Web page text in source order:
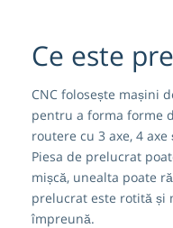
Ce este
CNC folosește mașini
pentru a forma forme
routere cu 3 axe, 4
Piesa de prelucrat
mișcă, unealta poate
prelucrat este rotită și
împreună.